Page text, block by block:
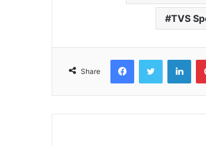
TVS
Share
FacebookTwitter